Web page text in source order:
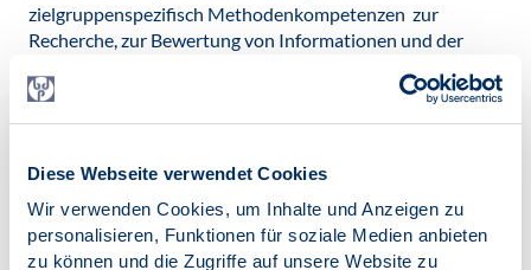
Diese Webseite verwendet Cookies
Wir verwenden Cookies, um Inhalte und Anzeigen zu
personalisieren, Funktionen für soziale Medien anbieten
zu können und die Zugriffe auf unsere Website zu
zielgruppenspezifisch Methodenkompetenzen zur
Recherche, zur Bewertung von Informationen und der
Präsident Prof. Dr. Michael Krämer.
Investitionen in digitale Bildung in Schulen auch verstärkt
Erwachsenen nötig. Die Digitalisierung wird zuweilen als
Naturgewalt wahrgenommen, die über uns hereinbricht.